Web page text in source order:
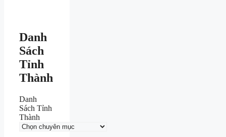
Danh
Sách
Tỉnh
Thành
Danh
Sách Tỉnh
Thành